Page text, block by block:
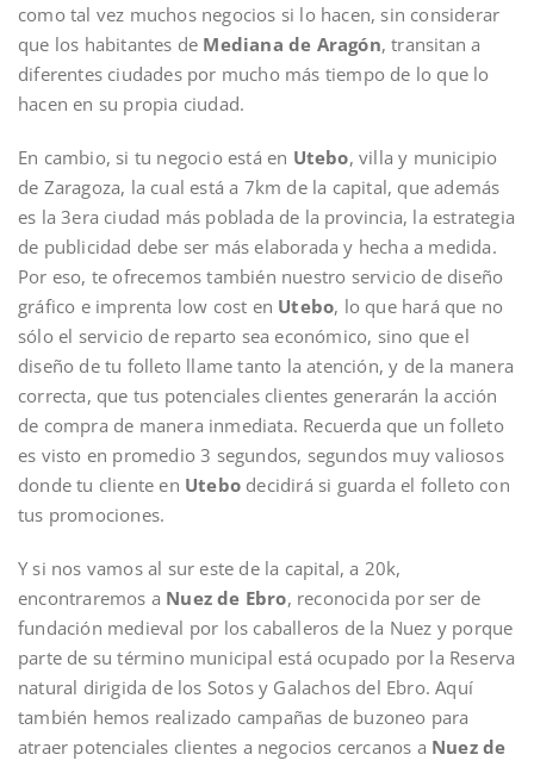
como tal vez muchos negocios si lo hacen, sin considerar
que los habitantes de Mediana de Aragón, transitan a
diferentes ciudades por mucho más tiempo de lo que lo
hacen en su propia ciudad.
En cambio, si tu negocio está en Utebo, villa y municipio
de Zaragoza, la cual está a 7km de la capital, que además
es la 3era ciudad más poblada de la provincia, la estrategia
de publicidad debe ser más elaborada y hecha a medida.
Por eso, te ofrecemos también nuestro servicio de diseño
gráfico e imprenta low cost en Utebo, lo que hará que no
sólo el servicio de reparto sea económico, sino que el
diseño de tu folleto llame tanto la atención, y de la manera
correcta, que tus potenciales clientes generarán la acción
de compra de manera inmediata. Recuerda que un folleto
es visto en promedio 3 segundos, segundos muy valiosos
donde tu cliente en Utebo decidirá si guarda el folleto con
tus promociones.
Y si nos vamos al sur este de la capital, a 20k,
encontraremos a Nuez de Ebro, reconocida por ser de
fundación medieval por los caballeros de la Nuez y porque
parte de su término municipal está ocupado por la Reserva
natural dirigida de los Sotos y Galachos del Ebro. Aquí
también hemos realizado campañas de buzoneo para
atraer potenciales clientes a negocios cercanos a Nuez de